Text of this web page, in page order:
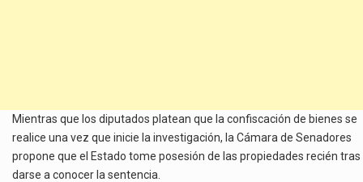
Mientras que los diputados platean que la confiscación de bienes se
realice una vez que inicie la investigación, la Cámara de Senadores
propone que el Estado tome posesión de las propiedades recién tras
darse a conocer la sentencia.